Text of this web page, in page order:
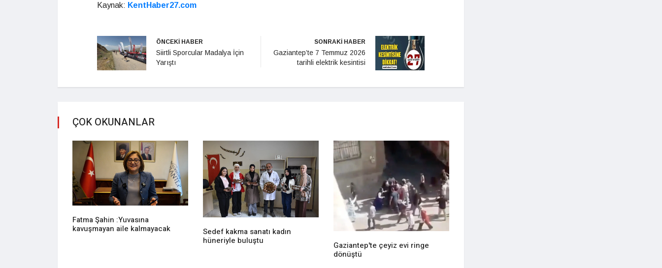
Kaynak: KentHaber27.com
ÖNCEKİ HABER
Siirtli Sporcular Madalya İçin
Yarıştı
SONRAKİ HABER
Gaziantep’te 7 Temmuz 2026
tarihli elektrik kesintisi
ÇOK OKUNANLAR
Fatma Şahin :Yuvasına
kavuşmayan aile kalmayacak
Sedef kakma sanatı kadın
hüneriyle buluştu
Gaziantep'te çeyiz evi ringe
dönüştü